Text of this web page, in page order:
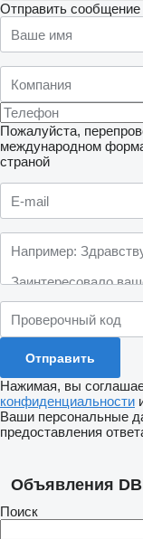
Отправить сообщение
Пожалуйста,
международном
страной
Нажимая, вы
конфиденциальности
Ваши персональные
предоставления
Объявления
Поиск